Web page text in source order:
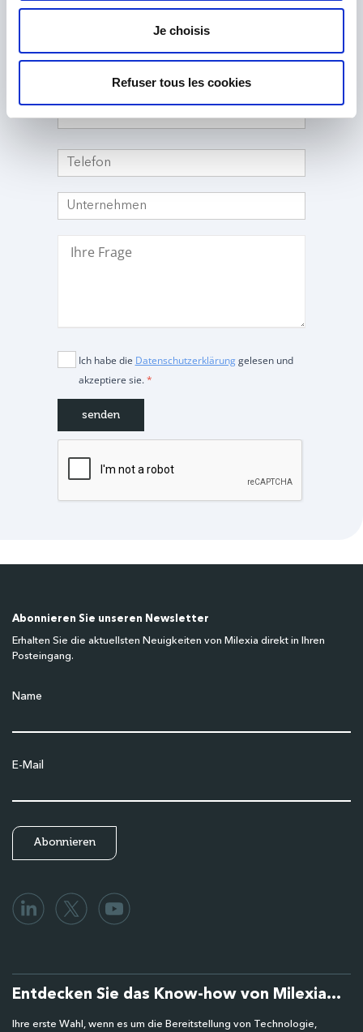
Je choisis
Refuser tous les cookies
Ich habe die Datenschutzerklärunggelesen und
akzeptiere sie.*
Abonnieren Sie unseren Newsletter
Erhalten Sie die aktuellsten Neuigkeiten von Milexia direkt in Ihren
Posteingang.
Name
E-Mail
Entdecken Sie das Know-how von Milexia...
Ihre erste Wahl, wenn es um die Bereitstellung von Technologie,